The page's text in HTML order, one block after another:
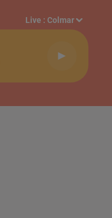
Live :Colmar